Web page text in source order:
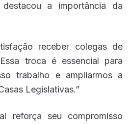
a importância da
receber colegas de
troca é essencial para
trabalho e ampliarmos a
Legislativas.”
reforça seu compromisso